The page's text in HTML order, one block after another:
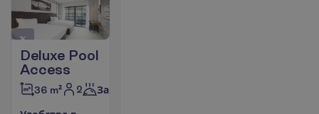
Deluxe Pool
Access
36 m² 2 Завтраки